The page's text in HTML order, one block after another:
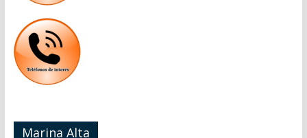
Marina Alta